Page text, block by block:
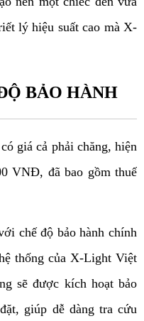
lý hiệu suất cao mà X-
BẢO HÀNH
giá cả phải chăng, hiện
VNĐ, đã bao gồm thuế
chế độ bảo hành chính
thống của X-Light Việt
sẽ được kích hoạt bảo
giúp dễ dàng tra cứu